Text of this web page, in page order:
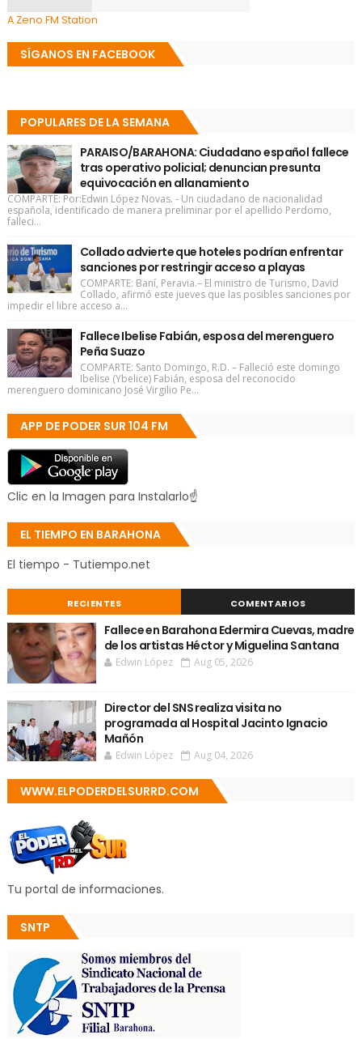
A Zeno.FM Station
SÍGANOS EN FACEBOOK
POPULARES DE LA SEMANA
PARAISO/BARAHONA: Ciudadano español fallece
tras operativo policial; denuncian presunta
equivocación en allanamiento
COMPARTE: Por:Edwin López Novas. - Un ciudadano de nacionalidad
española, identificado de manera preliminar por el apellido Perdomo,
falleci...
Collado advierte que hoteles podrían enfrentar
sanciones por restringir acceso a playas
COMPARTE: Baní, Peravia.– El ministro de Turismo, David
Collado, afirmó este jueves que las posibles sanciones por
impedir el libre acceso a...
Fallece Ibelise Fabián, esposa del merenguero
Peña Suazo
COMPARTE: Santo Domingo, R.D. – Falleció este domingo
Ibelise (Ybelice) Fabián, esposa del reconocido
merenguero dominicano José Virgilio Pe...
APP DE PODER SUR 104 FM
Clic en la Imagen para Instalarlo☝
EL TIEMPO EN BARAHONA
El tiempo - Tutiempo.net
RECIENTES COMENTARIOS
Fallece en Barahona Edermira Cuevas, madre
de los artistas Héctor y Miguelina Santana
Edwin López Aug 05, 2026
Director del SNS realiza visita no
programada al Hospital Jacinto Ignacio
Mañón
Edwin López Aug 04, 2026
WWW.ELPODERDELSURRD.COM
Tu portal de informaciones.
SNTP